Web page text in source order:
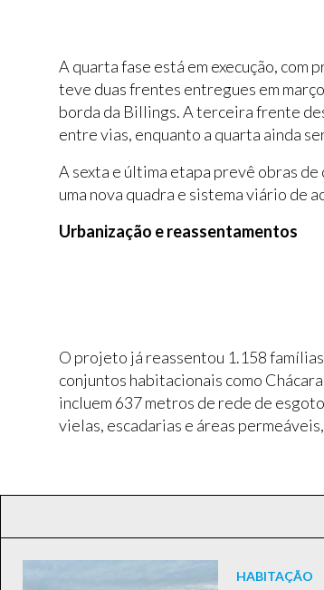
A quarta fase está em execução,
teve duas frentes entregues em
borda da Billings. A terceira frente
entre vias, enquanto a quarta ainda
A sexta e última etapa prevê obras
uma nova quadra e sistema viário de
Urbanização e reassentamentos
O projeto já reassentou 1.158
conjuntos habitacionais como
incluem 637 metros de rede de
vielas, escadarias e áreas
HABITAÇÃO